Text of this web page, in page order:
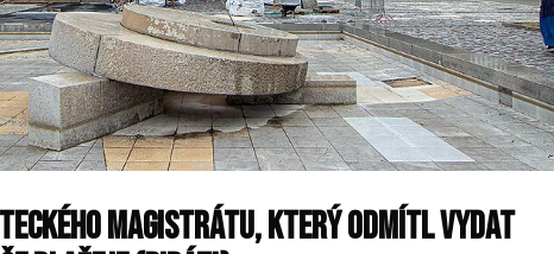
magistrátu, který odmítl vydat